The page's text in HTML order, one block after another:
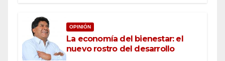
OPINIÓN
La economía del bienestar: el
nuevo rostro del desarrollo